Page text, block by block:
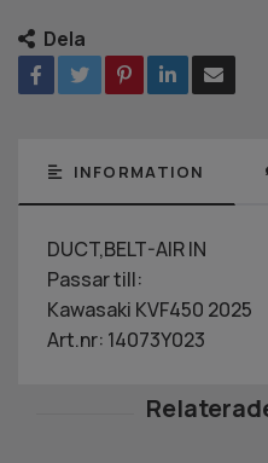
Dela
INFORMATION
DUCT,BELT-AIR IN
Passar till:
Kawasaki KVF450 2025
Art.nr: 14073Y023